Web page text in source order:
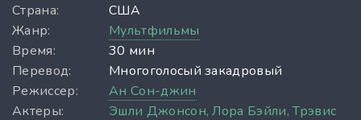
Страна:
США
Жанр:
Мультфильмы
Время:
30 мин
Перевод:
Многоголосый закадровый
Режиссер:
Ан Сон-джин
Актеры:
Эшли Джонсон,Лора Бэйли,Трэвис